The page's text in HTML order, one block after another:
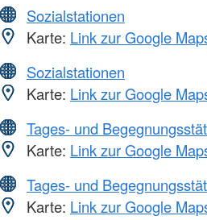
Sozialstationen
Karte: Link zur Google
Sozialstationen
Karte: Link zur Google
Tages- und
Karte: Link zur Google
Tages- und
Karte: Link zur Google